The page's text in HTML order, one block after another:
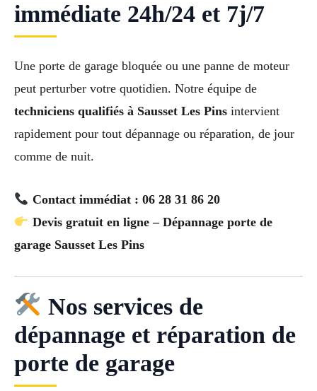
immédiate 24h/24 et 7j/7
Une porte de garage bloquée ou une panne de moteur
peut perturber votre quotidien. Notre équipe de
techniciens qualifiés à Sausset Les Pins intervient
rapidement pour tout dépannage ou réparation, de jour
comme de nuit.
Contact immédiat : 06 28 31 86 20
Devis gratuit en ligne – Dépannage porte de
garage Sausset Les Pins
Nos services de
dépannage et réparation de
porte de garage